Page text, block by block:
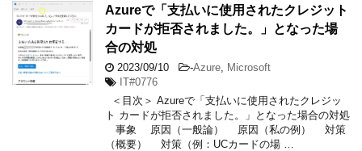
Azureで「支払いに使用されたクレジット
カードが拒否されました。」となった場
合の対処
2023/09/10 -Azure Microsoft
IT#0776
＜目次＞ Azureで「支払いに使用されたクレジッ
ト カードが拒否されました。」となった場合の対処
事象 原因（一般論） 原因（私の例） 対策
（概要） 対策（例：UCカードの場 …